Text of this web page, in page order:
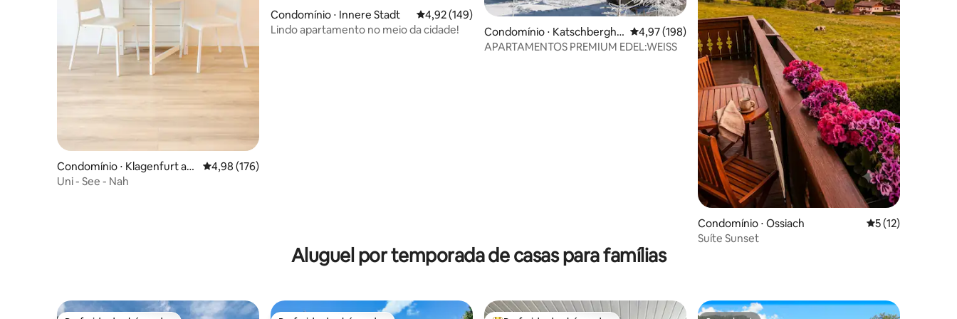
Condomínio ⋅ Klagenfurt am
Wörthersee
4,98 de uma avaliação média de 5, 176 avaliações
4,98 (176)
Uni - See - Nah
Condomínio ⋅ Innere Stadt 4,92 de uma avaliação média de 5, 149 avaliações
4,92 (149)
Lindo apartamento no meio da cidade!
Condomínio ⋅ Katschberghö
he
4,97 de uma avaliação média de 5, 198 avaliações
4,97 (198)
APARTAMENTOS PREMIUM EDEL:WEISS
Condomínio ⋅ Ossiach 5 de uma
5 (12)
Suíte Sunset
Aluguel por temporada de casas para famílias